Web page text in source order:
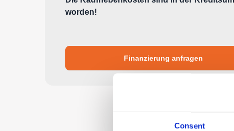
Consent